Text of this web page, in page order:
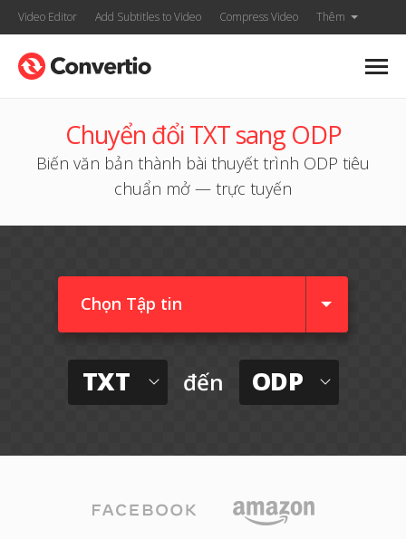
Video Editor Add Subtitles to Video Compress Video Thêm
Chuyển đổi TXT sang ODP
Biến văn bản thành bài thuyết trình ODP tiêu
chuẩn mở — trực tuyến
Chọn Tập tin
TXT đến ODP